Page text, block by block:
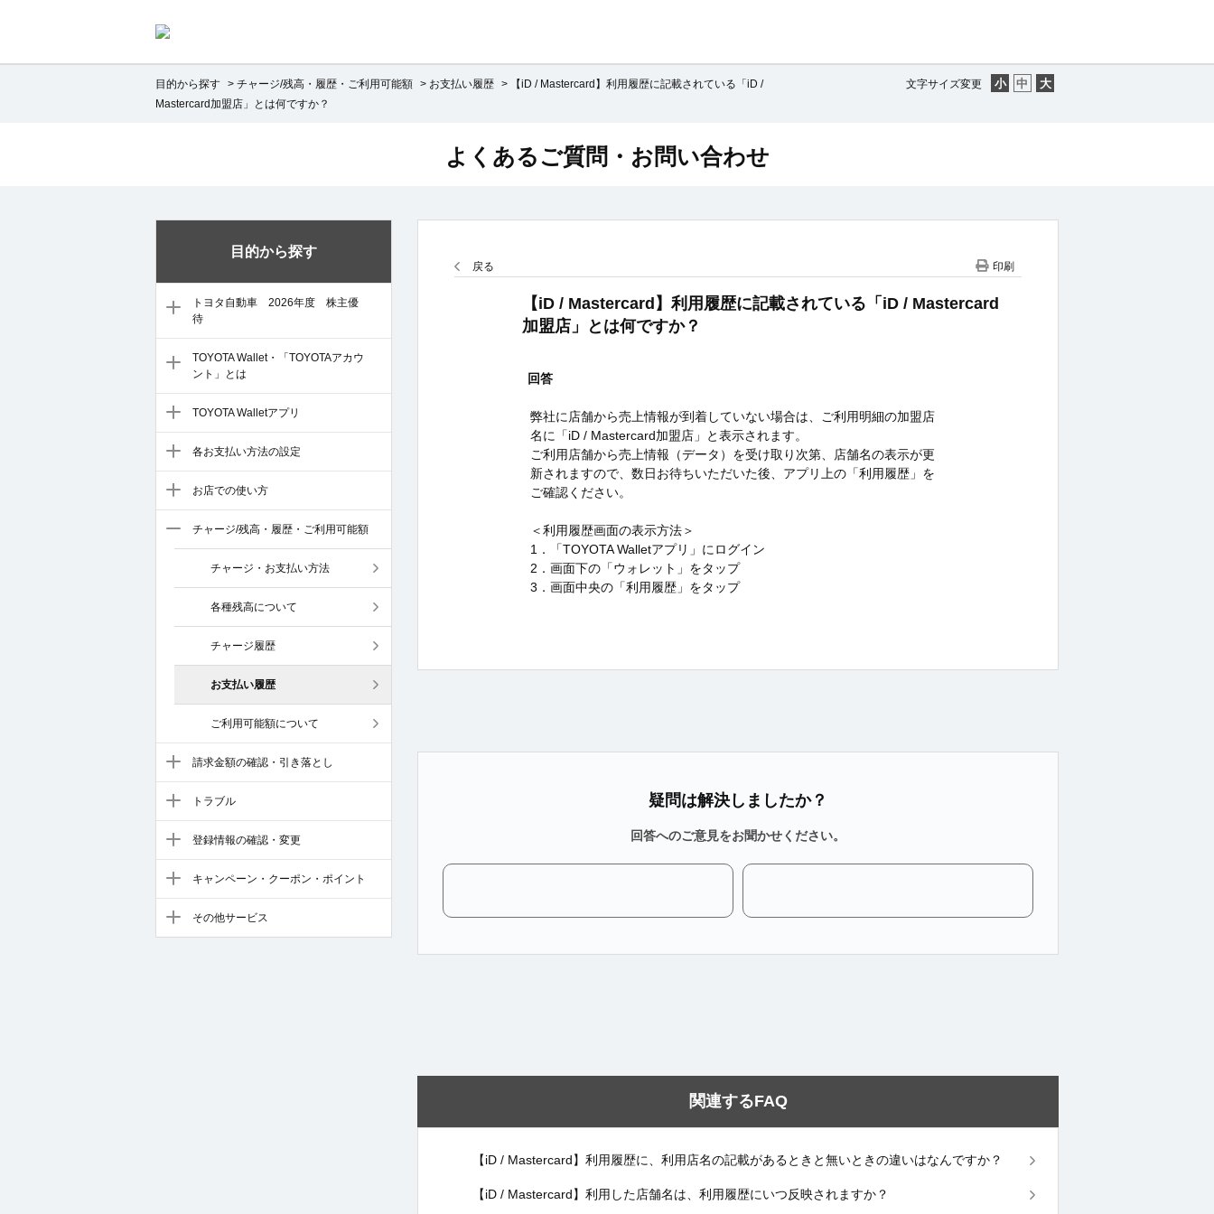
文字サイズ変更
目的から探す > チャージ/残高・履歴・ご利用可能額 > お支払い履歴 >
【iD / Mastercard】利用履歴に記載されている「iD /
Mastercard加盟店」とは何ですか？
目的から探す
トヨタ自動車 2026年度 株主優
待
TOYOTA Wallet・「TOYOTAアカウ
ント」とは
TOYOTA Walletアプリ
各お支払い方法の設定
お店での使い方
チャージ/残高・履歴・ご利用可能額
チャージ・お支払い方法
各種残高について
チャージ履歴
お支払い履歴
ご利用可能額について
請求金額の確認・引き落とし
トラブル
登録情報の確認・変更
キャンペーン・クーポン・ポイント
その他サービス
よくあるご質問・お問い合わせ
戻る 印刷
【iD / Mastercard】利用履歴に記載されている「iD / Mastercard
加盟店」とは何ですか？
回答
弊社に店舗から売上情報が到着していない場合は、ご利用明細の加盟店
名に「iD / Mastercard加盟店」と表示されます。
ご利用店舗から売上情報（データ）を受け取り次第、店舗名の表示が更
新されますので、数日お待ちいただいた後、アプリ上の「利用履歴」を
ご確認ください。
＜利用履歴画面の表示方法＞
1．「TOYOTA Walletアプリ」にログイン
2．画面下の「ウォレット」をタップ
3．画面中央の「利用履歴」をタップ
疑問は解決しましたか？
回答へのご意見をお聞かせください。
関連するFAQ
【iD / Mastercard】利用履歴に、利用店名の記載があるときと無いときの違いはなんですか？
【iD / Mastercard】利用した店舗名は、利用履歴にいつ反映されますか？